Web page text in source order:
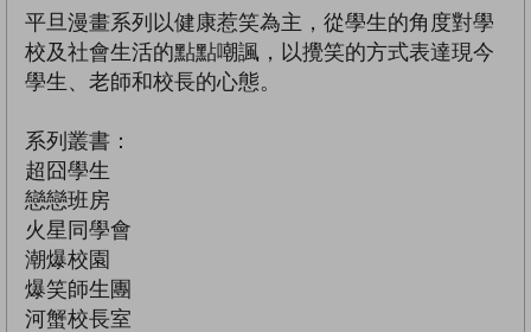
平旦漫畫系列以健康惹笑為主，從學生的角度對學
校及社會生活的點點嘲諷，以攪笑的方式表達現今
學生、老師和校長的心態。
系列叢書：
超囧學生
戀戀班房
火星同學會
潮爆校園
爆笑師生團
河蟹校長室